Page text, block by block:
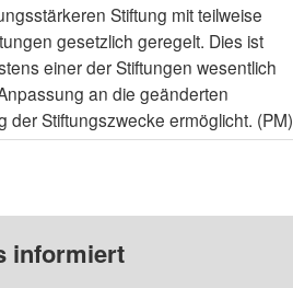
Stiftung mit teilweise
gesetzlich geregelt. Dies ist
einer der Stiftungen wesentlich
an die geänderten
Stiftungszwecke ermöglicht. (PM)
informiert